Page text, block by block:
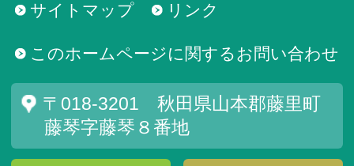
サイトマップ リンク
このホームページに関するお問い合わせ
〒018-3201 秋田県山本郡藤里町
藤琴字藤琴８番地